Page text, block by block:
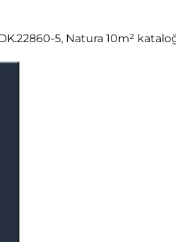
5, Natura 10m²